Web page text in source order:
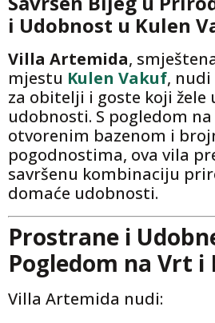
i Udobnost u Kulen
Villa Artemida,
mjestu Kulen Vakuf,
za obitelji i goste koji
udobnosti. S pogledom
otvorenim bazenom i
pogodnostima, ova vila
savršenu kombinaciju
domaće udobnosti.
Prostrane i
Pogledom na Vrt i
Villa Artemida nudi: